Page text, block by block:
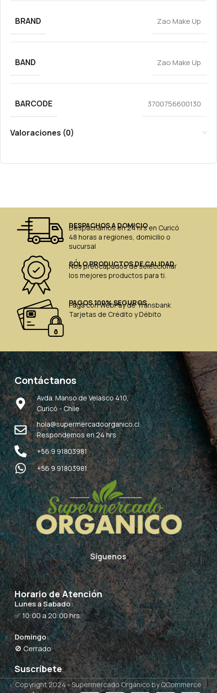
BRAND Zao Make Up
BAND Zao Make Up
BARCODE 3700756600130
Valoraciones (0)
DESPACHOS A DOMICIO
Despachamos en 24 hrs en Curicó
48 horas a regiones, domicilio o
sucursal
SÓLO PRODUCTOS DE CALIDAD
Nos preocupados de seleccionar
los mejores productos para ti.
PAGOS 100% SEGUROS
Paga con WebPay de Transbank
Tarjetas de Crédito y Débito
Contáctanos
Avda. Manso de Velasco 410,
Curicó - Chile
hola@supermercadoorganico.cl
Respondemos en 24 hrs
+56 9 91803981
+56 9 91803981
Síguenos
Horario de Atención
Lunes a Sabado:
✅ 10:00 a 20:00 hrs.
Domingo:
🚫 Cerrado
Suscríbete
Copyright 2024 -Supermercado Orgánico by QCommerce